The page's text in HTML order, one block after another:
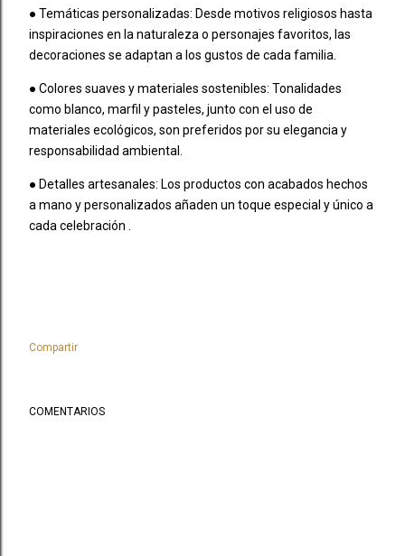
● Temáticas personalizadas: Desde motivos religiosos hasta
inspiraciones en la naturaleza o personajes favoritos, las
decoraciones se adaptan a los gustos de cada familia.
● Colores suaves y materiales sostenibles: Tonalidades
como blanco, marfil y pasteles, junto con el uso de
materiales ecológicos, son preferidos por su elegancia y
responsabilidad ambiental.
● Detalles artesanales: Los productos con acabados hechos
a mano y personalizados añaden un toque especial y único a
cada celebración .
Compartir
COMENTARIOS